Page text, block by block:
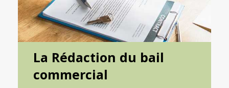
La Rédaction du bail
commercial